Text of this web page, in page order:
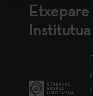
Etxepare